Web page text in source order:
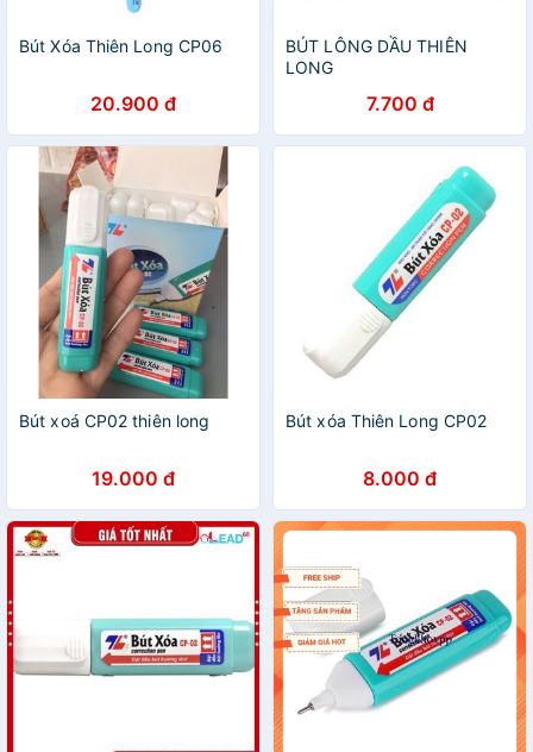
Bút Xóa Thiên Long CP06
20.900 đ
BÚT LÔNG DẦU THIÊN
LONG
7.700 đ
Bút xoá CP02 thiên long
19.000 đ
Bút xóa Thiên Long CP02
8.000 đ